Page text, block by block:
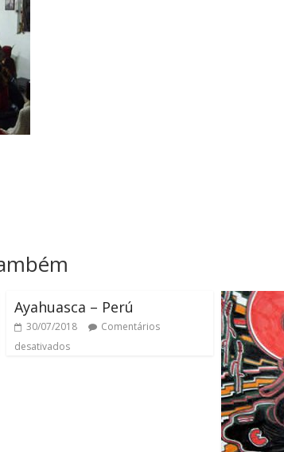
Ayahuasca – Perú
30/07/2018
Comentários
desativados